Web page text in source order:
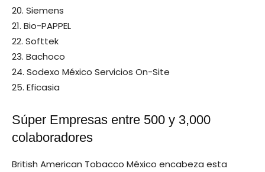
20. Siemens
21. Bio-PAPPEL
22. Softtek
23. Bachoco
24. Sodexo México Servicios On-Site
25. Eficasia
Súper Empresas entre 500 y 3,000
colaboradores
British American Tobacco México encabeza esta